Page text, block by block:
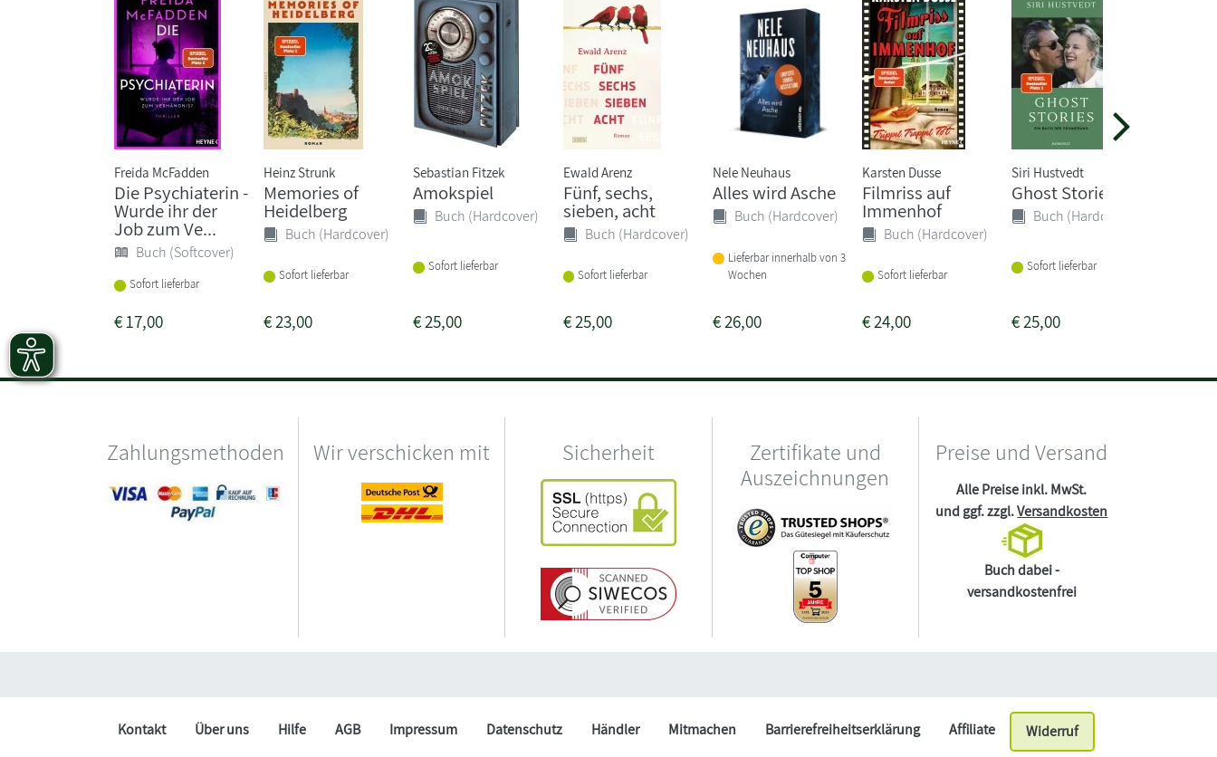
Freida McFadden
Die Psychiaterin -
Wurde ihr der
Job zum Ve...
Buch (Softcover)
Sofort lieferbar
€17,00
Heinz Strunk
Memories of
Heidelberg
Buch (Hardcover)
Sofort lieferbar
€23,00
Sebastian Fitzek
Amokspiel
Buch (Hardcover)
Sofort lieferbar
€25,00
Ewald Arenz
Fünf, sechs,
sieben, acht
Buch (Hardcover)
Sofort lieferbar
€25,00
Nele Neuhaus
Alles wird Asche
Buch (Hardcover)
Lieferbar innerhalb von 3
Wochen
€26,00
Karsten Dusse
Filmriss auf
Immenhof
Buch (Hardcover)
Sofort lieferbar
€24,00
Siri Hustvedt
Ghost Stories
Buch (Hardcover)
Sofort lieferbar
€25,00
Zahlungsmethoden Wir verschicken mit Sicherheit
Zertifikate und
Auszeichnungen
Preise und Versand
Alle Preise inkl. MwSt.
und ggf. zzgl.Versandkosten
Buch dabei -
versandkostenfrei
Kontakt Über uns Hilfe AGB Impressum Datenschutz Händler Mitmachen Barrierefreiheitserklärung Affiliate Widerruf